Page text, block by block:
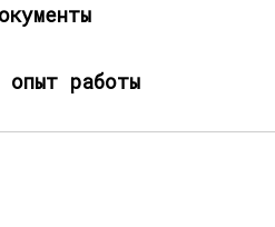
опыт работы